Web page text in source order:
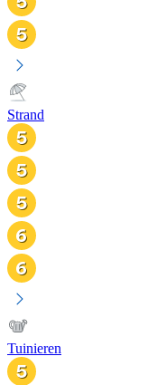
Strand
Tuinieren